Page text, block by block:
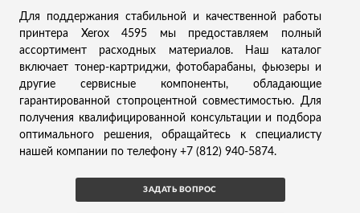
Для поддержания стабильной и качественной работы
принтера Xerox 4595 мы предоставляем полный
ассортимент расходных материалов. Наш каталог
включает тонер-картриджи, фотобарабаны, фьюзеры и
другие сервисные компоненты, обладающие
гарантированной стопроцентной совместимостью. Для
получения квалифицированной консультации и подбора
оптимального решения, обращайтесь к специалисту
нашей компании по телефону +7 (812) 940-5874.
ЗАДАТЬ ВОПРОС